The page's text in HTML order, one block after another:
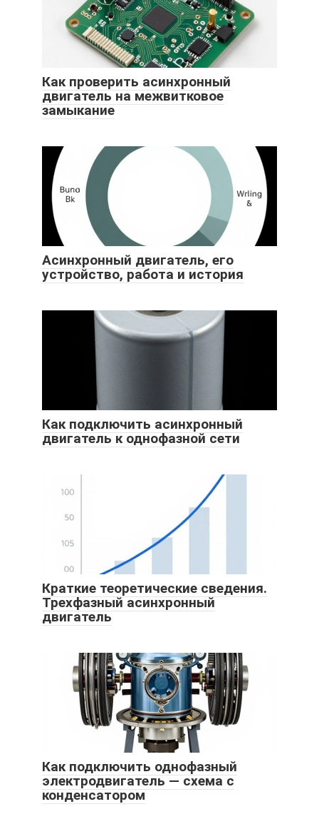
Как проверить асинхронный
двигатель на межвитковое
замыкание
Асинхронный двигатель, его
устройство, работа и история
Как подключить асинхронный
двигатель к однофазной сети
Краткие теоретические сведения.
Трехфазный асинхронный
двигатель
Как подключить однофазный
электродвигатель — схема с
конденсатором